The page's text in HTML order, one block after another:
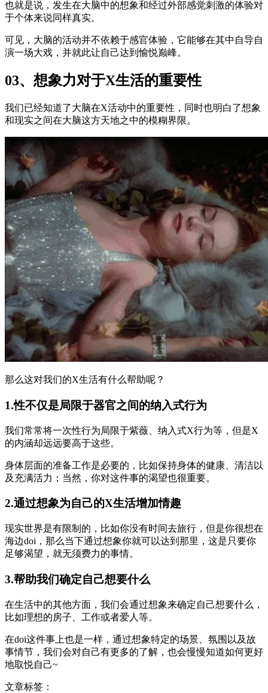
也就是说，发生在大脑中的想象和经过外部感觉刺激的体验对
于个体来说同样真实。
可见，大脑的活动并不依赖于感官体验，它能够在其中自导自
演一场大戏，并就此让自己达到愉悦巅峰。
03、想象力对于X生活的重要性
我们已经知道了大脑在X活动中的重要性，同时也明白了想象
和现实之间在大脑这方天地之中的模糊界限。
那么这对我们的X生活有什么帮助呢？
1.性不仅是局限于器官之间的纳入式行为
我们常常将一次性行为局限于紫薇、纳入式X行为等，但是X
的内涵却远远要高于这些。
身体层面的准备工作是必要的，比如保持身体的健康、清洁以
及充满活力；当然，你对这件事的渴望也很重要。
2.通过想象为自己的X生活增加情趣
现实世界是有限制的，比如你没有时间去旅行，但是你很想在
海边doi，那么当下通过想象你就可以达到那里，这是只要你
足够渴望，就无须费力的事情。
3.帮助我们确定自己想要什么
在生活中的其他方面，我们会通过想象来确定自己想要什么，
比如理想的房子、工作或者爱人等。
在doi这件事上也是一样，通过想象特定的场景、氛围以及故
事情节，我们会对自己有更多的了解，也会慢慢知道如何更好
地取悦自己~
文章标签：